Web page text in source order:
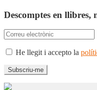
Descomptes en llibres,
He llegit i accepto la